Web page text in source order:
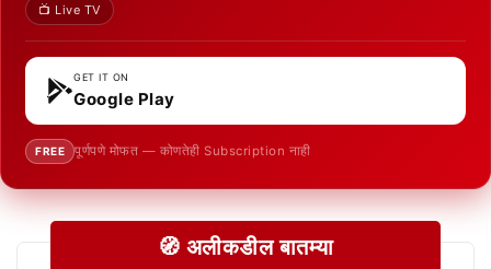
📺 Live TV
GET IT ON
Google Play
FREE पूर्णपणे मोफत — कोणतेही Subscription नाही
🧭 अलीकडील बातम्या